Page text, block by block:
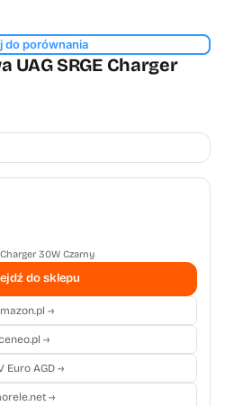
do porównania
UAG SRGE Charger
30W Czarny
do sklepu
→
→
Euro AGD →
→